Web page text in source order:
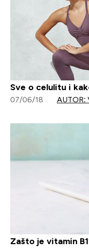
Sve o celulitu i
07/06/18 AUTOR:
Zašto je vitamin